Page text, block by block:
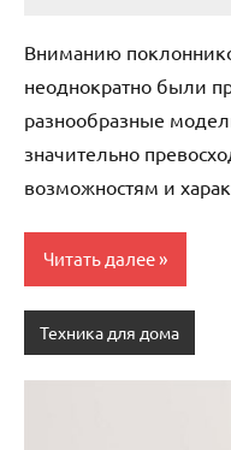
Вниманию
неоднократно были
разнообразные
значительно
возможностям и
Читать далее
Техника для дома